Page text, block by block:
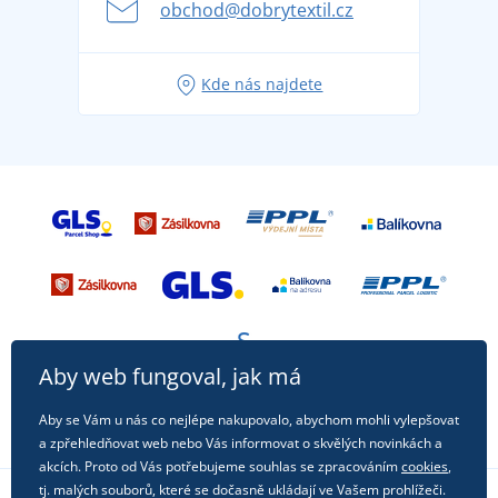
Tipy na svěží outfity pro pohodové léto
obchod@dobrytextil.cz
Kde nás najdete
Aby web fungoval, jak má
Aby se Vám u nás co nejlépe nakupovalo, abychom mohli vylepšovat
a zpřehledňovat web nebo Vás informovat o skvělých novinkách a
akcích. Proto od Vás potřebujeme souhlas se zpracovánímcookies,
tj. malých souborů, které se dočasně ukládají ve Vašem prohlížeči.